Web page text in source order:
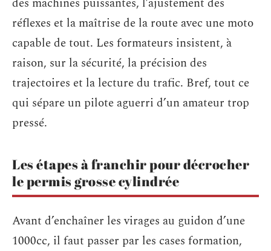
réflexes et la maîtrise de la route avec une moto
capable de tout. Les formateurs insistent, à
raison, sur la sécurité, la précision des
trajectoires et la lecture du trafic. Bref, tout ce
qui sépare un pilote aguerri d’un amateur trop
pressé.
Les étapes à franchir pour décrocher
le permis grosse cylindrée
Avant d’enchaîner les virages au guidon d’une
1000cc, il faut passer par les cases formation,